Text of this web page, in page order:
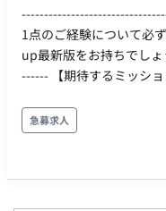
1点のご経験について
up最新版をお持ちでし
------ 【期待するミッシ
けて「コンペ案件」と「
件：空間の立ち上げから
リングおよびパース作
件：受注済み案件のパ
急募求人